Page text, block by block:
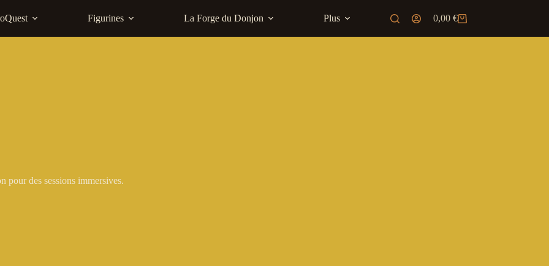
Figurines La Forge du Donjon Plus
Panier
0,00 €
pour des sessions immersives.